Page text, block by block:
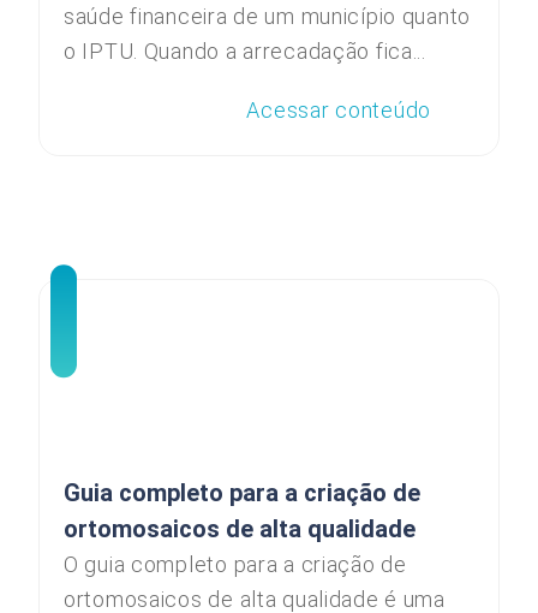
saúde financeira de um município quanto
o IPTU. Quando a arrecadação fica...
Acessar conteúdo
Guia completo para a criação de
ortomosaicos de alta qualidade
O guia completo para a criação de
ortomosaicos de alta qualidade é uma